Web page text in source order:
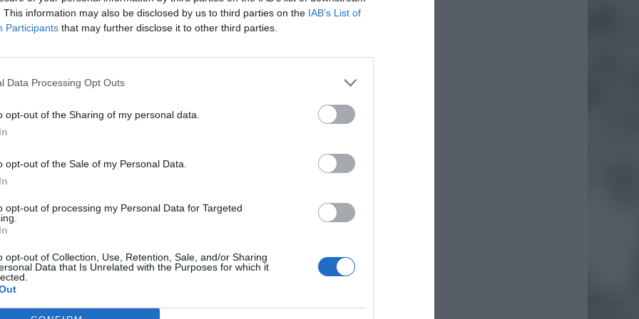
This information may also be disclosed by us to third parties on the IAB’s List of
Participants that may further disclose it to other third parties.
Data Processing Opt Outs
opt-out of the Sharing of my personal data.
opt-out of the Sale of my Personal Data.
opt-out of processing my Personal Data for Targeted
opt-out of Collection, Use, Retention, Sale, and/or Sharing
Data that Is Unrelated with the Purposes for which it
nas do preferowanych źródeł w Google Dodaj
Warszawa w
Pigułce
Fot. Łukasz/ Warszawa w